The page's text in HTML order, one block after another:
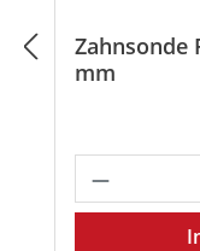
Zahnsonde
mm
Produkt